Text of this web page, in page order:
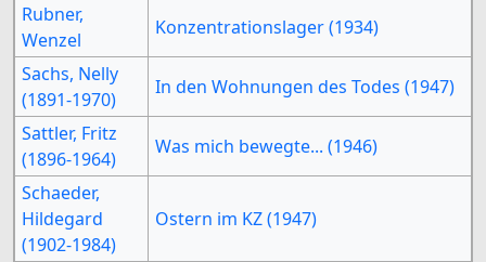
Rubner,
Wenzel
Konzentrationslager (1934)
Sachs, Nelly
(1891-1970)
In den Wohnungen des Todes (1947)
Sattler, Fritz
(1896-1964)
Was mich bewegte... (1946)
Schaeder,
Hildegard
(1902-1984)
Ostern im KZ (1947)